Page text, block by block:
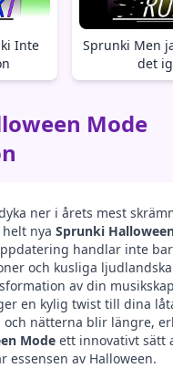
Inte
Sprunki Men
det
Mode
ner i årets mest
nya Sprunki
handlar inte
och kusliga
av din
en kylig twist till dina
och nätterna blir längre,
Mode ett innovativt sätt
essensen av Halloween.